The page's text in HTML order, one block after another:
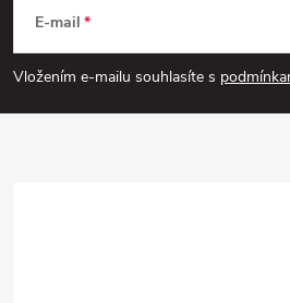
p
a
E-mail
Vložením e-mailu souhlasíte s